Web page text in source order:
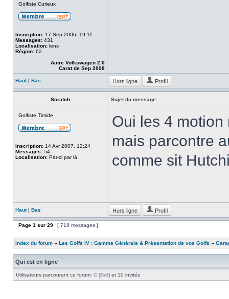
Golfiste Curieux
Inscription: 17 Sep 2006, 19:11
Messages: 431
Localisation: lens
Région: 62
Autre Volkswagen 2.0
Carat de Sep 2008
Haut| Bas Hors ligne Profil
Scratch Sujet du message:
Golfiste Timide
Inscription: 14 Avr 2007, 12:24
Messages: 54
Localisation: Par-ci par là
Oui les 4
mais parcontre
comme sit
Haut| Bas Hors ligne Profil
Page 1 sur 29 [ 718 messages ]
Index du forum » Les Golfs IV : Gamme Générale & Présentation de vos Golfs »
Qui est en ligne
Utilisateurs parcourant ce forum: C [Bot] et 10 invités